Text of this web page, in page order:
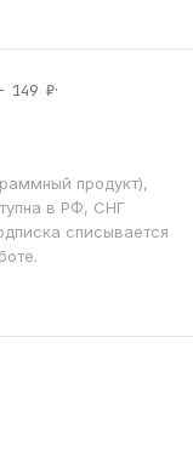
149 ₽·
продукт),
в РФ, СНГ
списывается